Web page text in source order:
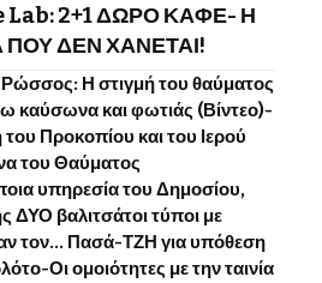
Lab: 2+1 ΔΩΡΟ ΚΑΦΕ- Η
ΔΕΝ ΧΑΝΕΤΑΙ!
Η στιγμή του θαύματος
καύσωνα και φωτιάς (Βίντεο)-
Προκοπίου και του Ιερού
του Θαύματος
υπηρεσία του Δημοσίου,
ΔΥΟ βαλιτσάτοι τύποι με
τον… Πασά-ΤΖΗ για υπόθεση
Οι ομοιότητες με την ταινία